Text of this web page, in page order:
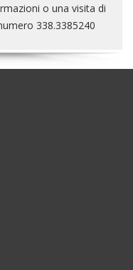
o una visita di
338.3385240